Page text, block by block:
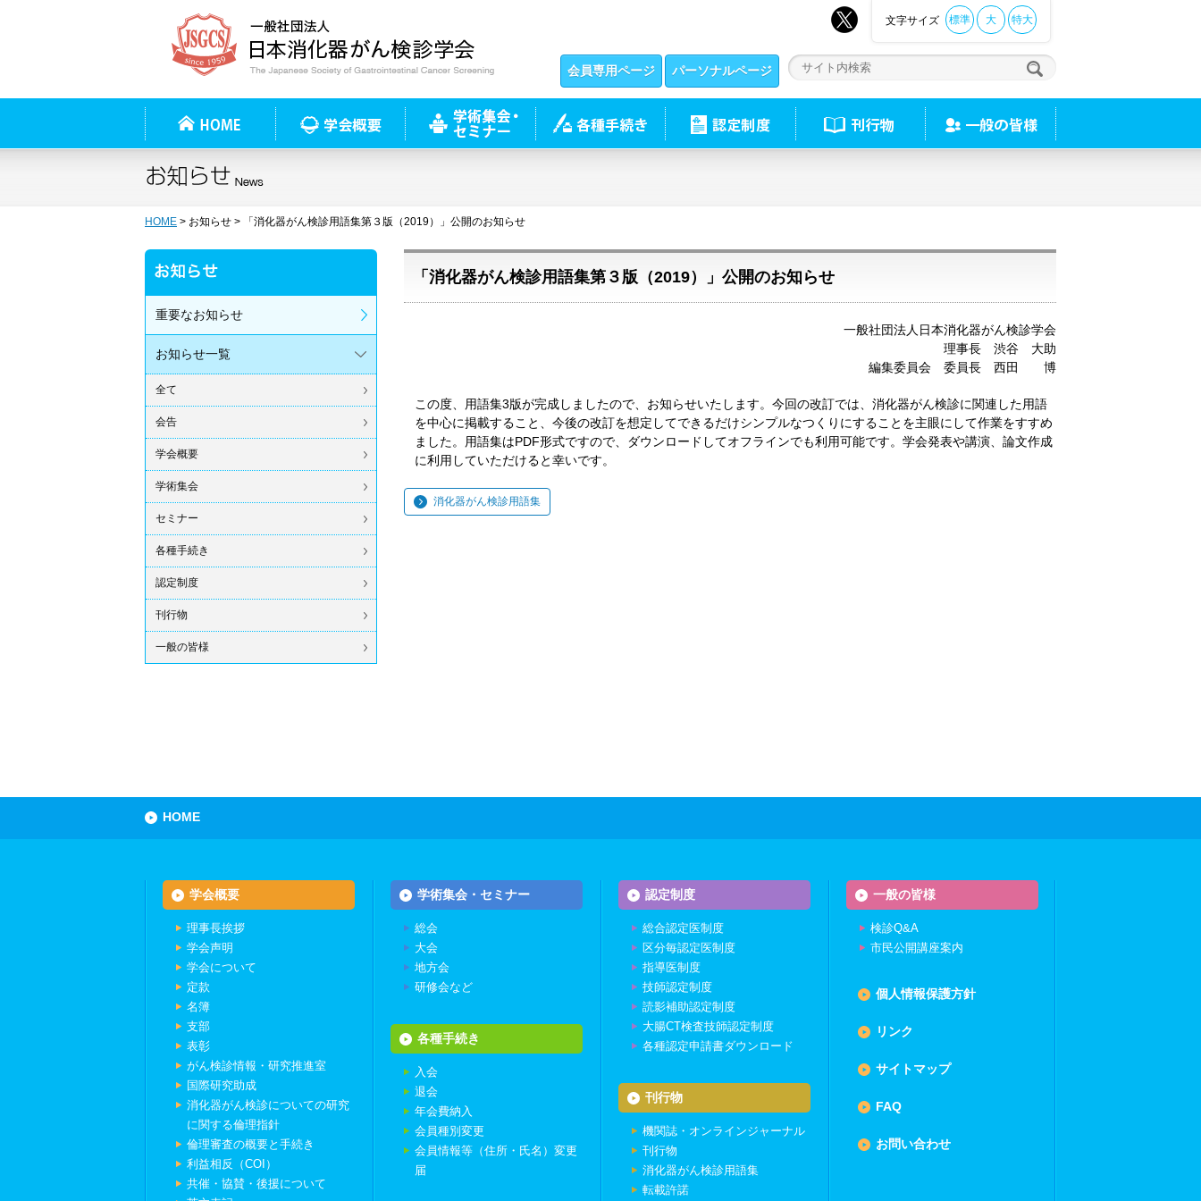
特大
大
標準
文字サイズ
会員専用ページ パーソナルページ
HOME > お知らせ > 「消化器がん検診用語集第３版（2019）」公開のお知らせ
「消化器がん検診用語集第３版（2019）」公開のお知らせ
一般社団法人日本消化器がん検診学会
理事長 渋谷 大助
編集委員会 委員長 西田 博
この度、用語集3版が完成しましたので、お知らせいたします。今回の改訂では、消化器がん検診に関連した用語
を中心に掲載すること、今後の改訂を想定してできるだけシンプルなつくりにすることを主眼にして作業をすすめ
ました。用語集はPDF形式ですので、ダウンロードしてオフラインでも利用可能です。学会発表や講演、論文作成
に利用していただけると幸いです。
消化器がん検診用語集
重要なお知らせ
お知らせ一覧
全て
会告
学会概要
学術集会
セミナー
各種手続き
認定制度
刊行物
一般の皆様
HOME
学会概要
理事長挨拶
学会声明
学会について
定款
名簿
支部
表彰
がん検診情報・研究推進室
国際研究助成
消化器がん検診についての研究
に関する倫理指針
倫理審査の概要と手続き
利益相反（COI）
共催・協賛・後援について
学術集会・セミナー
総会
大会
地方会
研修会など
各種手続き
入会
退会
年会費納入
会員種別変更
会員情報等（住所・氏名）変更
届
認定制度
総合認定医制度
区分毎認定医制度
指導医制度
技師認定制度
読影補助認定制度
大腸CT検査技師認定制度
各種認定申請書ダウンロード
刊行物
機関誌・オンラインジャーナル
刊行物
消化器がん検診用語集
転載許諾
一般の皆様
検診Q&A
市民公開講座案内
個人情報保護方針
リンク
サイトマップ
FAQ
お問い合わせ